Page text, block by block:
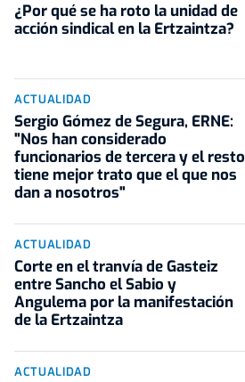
¿Por qué se ha roto la unidad de
acción sindical en la Ertzaintza?
ACTUALIDAD
Sergio Gómez de Segura, ERNE:
"Nos han considerado
funcionarios de tercera y el resto
tiene mejor trato que el que nos
dan a nosotros"
ACTUALIDAD
Corte en el tranvía de Gasteiz
entre Sancho el Sabio y
Angulema por la manifestación
de la Ertzaintza
ACTUALIDAD